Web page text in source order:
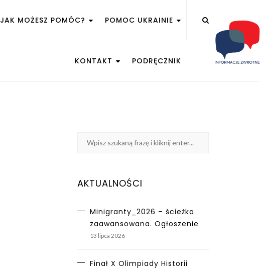
JAK MOŻESZ POMÓC? POMOC UKRAINIE
KONTAKT PODRĘCZNIK
AKTUALNOŚCI
Minigranty_2026 – ścieżka
zaawansowana. Ogłoszenie
13 lipca 2026
Finał X Olimpiady Historii